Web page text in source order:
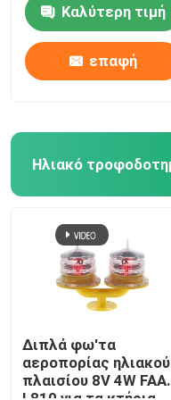
Σπίτι
Προϊόντα
Περίπου εμείς
Καλύτερη τιμή
επαφή
Διπλά φω'τα
αεροπορίας ηλιακού
πλαισίου 8V 4W FAA